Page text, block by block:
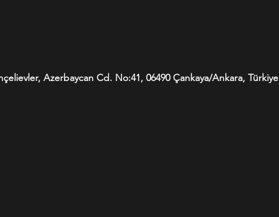
Azerbaycan Cd. No:41, 06490 Çankaya/Ankara, Türkiye